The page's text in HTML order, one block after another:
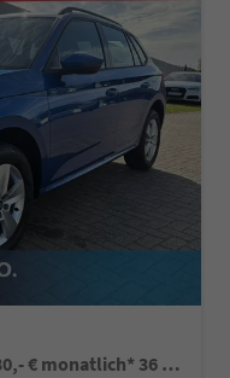
Classic *BESTELLFAHRZEUG* 130,- € monatlich* 36 Monate* Ohne Kilometerbegrenzung*